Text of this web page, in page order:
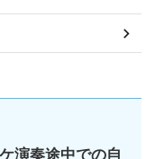
演奏途中での自